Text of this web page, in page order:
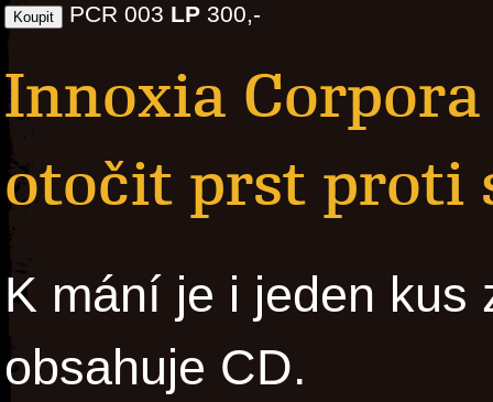
PCR 003 LP 300,-
Innoxia Corpora
otočit prst proti
K mání je i jeden kus
obsahuje CD.